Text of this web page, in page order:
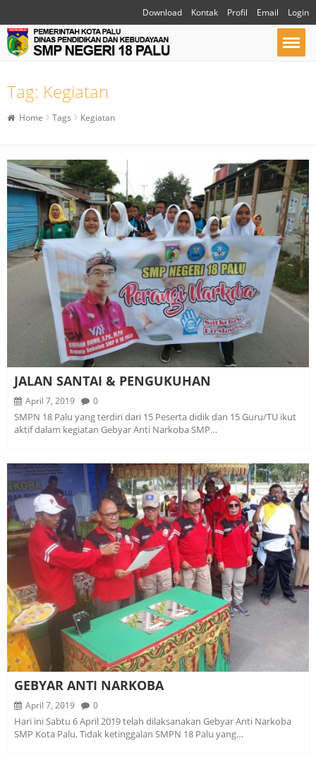
Download Kontak Profil Email Login
Tag: Kegiatan
Home Tags Kegiatan
JALAN SANTAI & PENGUKUHAN
April 7, 2019 0
SMPN 18 Palu yang terdiri dari 15 Peserta didik dan 15 Guru/TU ikut
aktif dalam kegiatan Gebyar Anti Narkoba SMP…
GEBYAR ANTI NARKOBA
April 7, 2019 0
Hari ini Sabtu 6 April 2019 telah dilaksanakan Gebyar Anti Narkoba
SMP Kota Palu. Tidak ketinggalan SMPN 18 Palu yang…